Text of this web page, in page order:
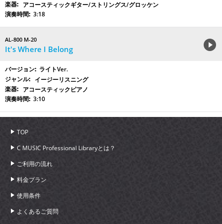
アコースティックギター/ストリングス/グロッケン
3:18
AL-800 M-20
It's Where I Belong
ライトVer.
イージーリスニング
アコースティックピアノ
3:10
TOP
C MUSIC Professional Libraryとは？
ご利用の流れ
料金プラン
使用条件
よくあるご質問